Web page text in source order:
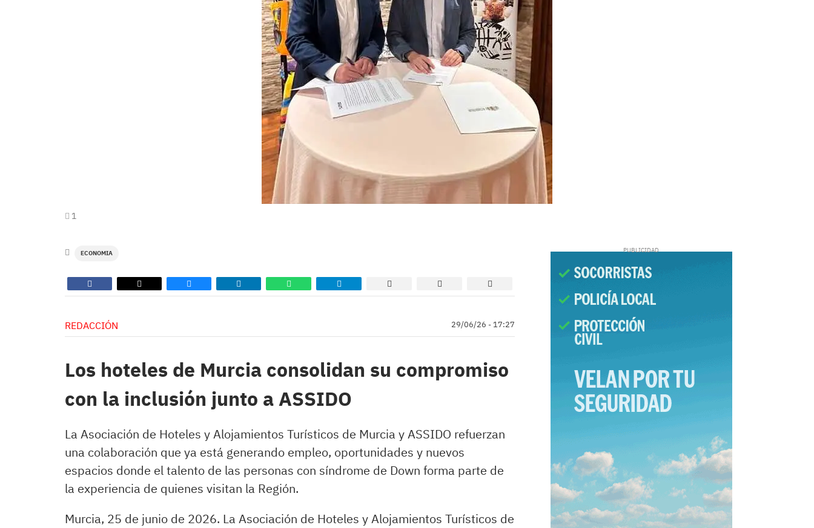
1
ECONOMIA
REDACCIÓN 29/06/26 - 17:27
Los hoteles de Murcia consolidan su compromiso
con la inclusión junto a ASSIDO
La Asociación de Hoteles y Alojamientos Turísticos de Murcia y ASSIDO refuerzan
una colaboración que ya está generando empleo, oportunidades y nuevos
espacios donde el talento de las personas con síndrome de Down forma parte de
la experiencia de quienes visitan la Región.
Murcia, 25 de junio de 2026. La Asociación de Hoteles y Alojamientos Turísticos de